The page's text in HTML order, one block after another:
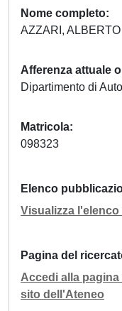
Nome completo
AZZARI, ALBERTO
Afferenza attuale
Dipartimento di
Matricola
098323
Elenco
Visualizza l'elenco
Pagina del
Accedi alla pagina
sito dell'Ateneo